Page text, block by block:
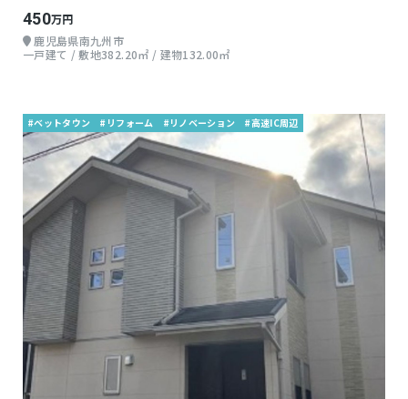
450万円
鹿児島県南九州市
一戸建て / 敷地382.20㎡ / 建物132.00㎡
#ベットタウン #リフォーム #リノベーション #高速IC周辺